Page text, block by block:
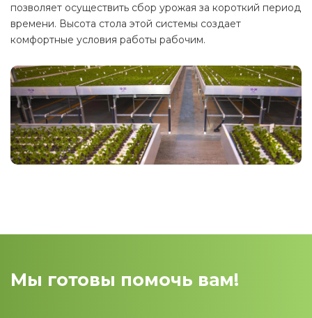
позволяет осуществить сбор урожая за короткий период
времени. Высота стола этой системы создает
комфортные условия работы рабочим.
Мы готовы помочь вам!